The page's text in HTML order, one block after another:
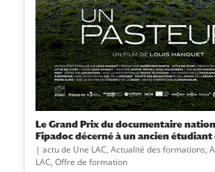
Le Grand Prix du documentaire
Fipadoc décerné à un ancien étudiant
| actu de Une LAC, Actualité des formations,
LAC, Offre de formation